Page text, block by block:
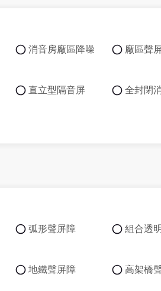
消音房廠區降噪 廠區聲
直立型隔音屏 全封閉
弧形聲屏障 組合透
地鐵聲屏障 高架橋